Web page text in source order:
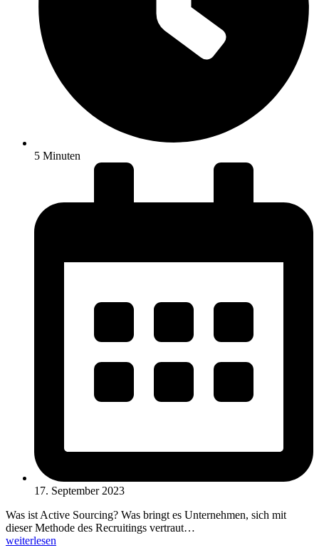
5 Minuten
17. September 2023
Was ist Active Sourcing? Was bringt es Unternehmen, sich mit
dieser Methode des Recruitings vertraut…
weiterlesen